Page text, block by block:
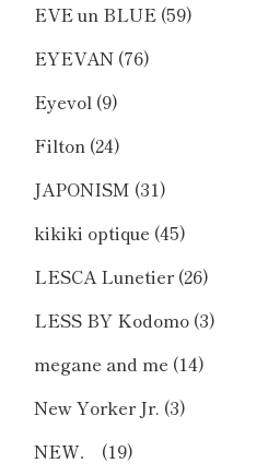
EVE un BLUE (59)
EYEVAN (76)
Eyevol (9)
Filton (24)
JAPONISM (31)
kikiki optique (45)
LESCA Lunetier(26)
LESS BY Kodomo (3)
megane and me (14)
New Yorker Jr. (3)
NEW．
(19)